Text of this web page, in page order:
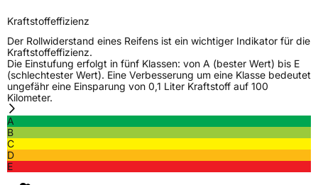
Kraftstoffeffizienz
Der Rollwiderstand eines Reifens ist ein wichtiger Indikator für die
Kraftstoffeffizienz.
Die Einstufung erfolgt in fünf Klassen: von A (bester Wert) bis E
(schlechtester Wert). Eine Verbesserung um eine Klasse bedeutet
ungefähr eine Einsparung von 0,1 Liter Kraftstoff auf 100
Kilometer.
A
B
C
D
E